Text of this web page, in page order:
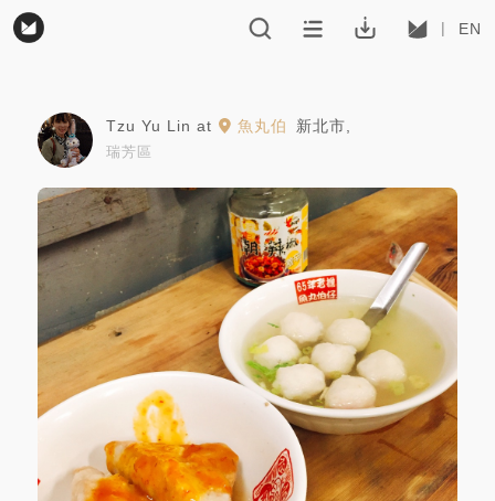
EN
Tzu Yu Lin at 魚丸伯 新北市
瑞芳區